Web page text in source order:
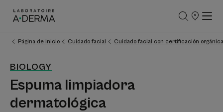
PUNTOS
Página de inicio
Cuidado facial Cuidado facial con certificación orgánica
BIOLOGY
Espuma limpiadora
dermatológica